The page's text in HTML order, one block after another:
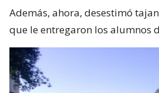
Además, ahora, desestimó
que le entregaron los alumnos